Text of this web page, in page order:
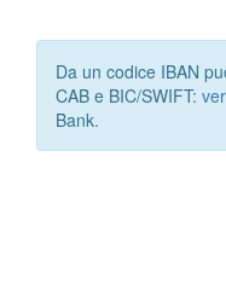
Da un codice IBAN
CAB e BIC/SWIFT:
Bank.